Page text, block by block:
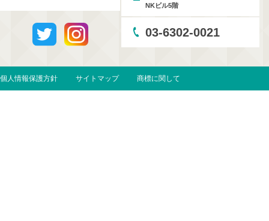
NKビル5階
03-6302-0021
個人情報保護方針 サイトマップ 商標に関して